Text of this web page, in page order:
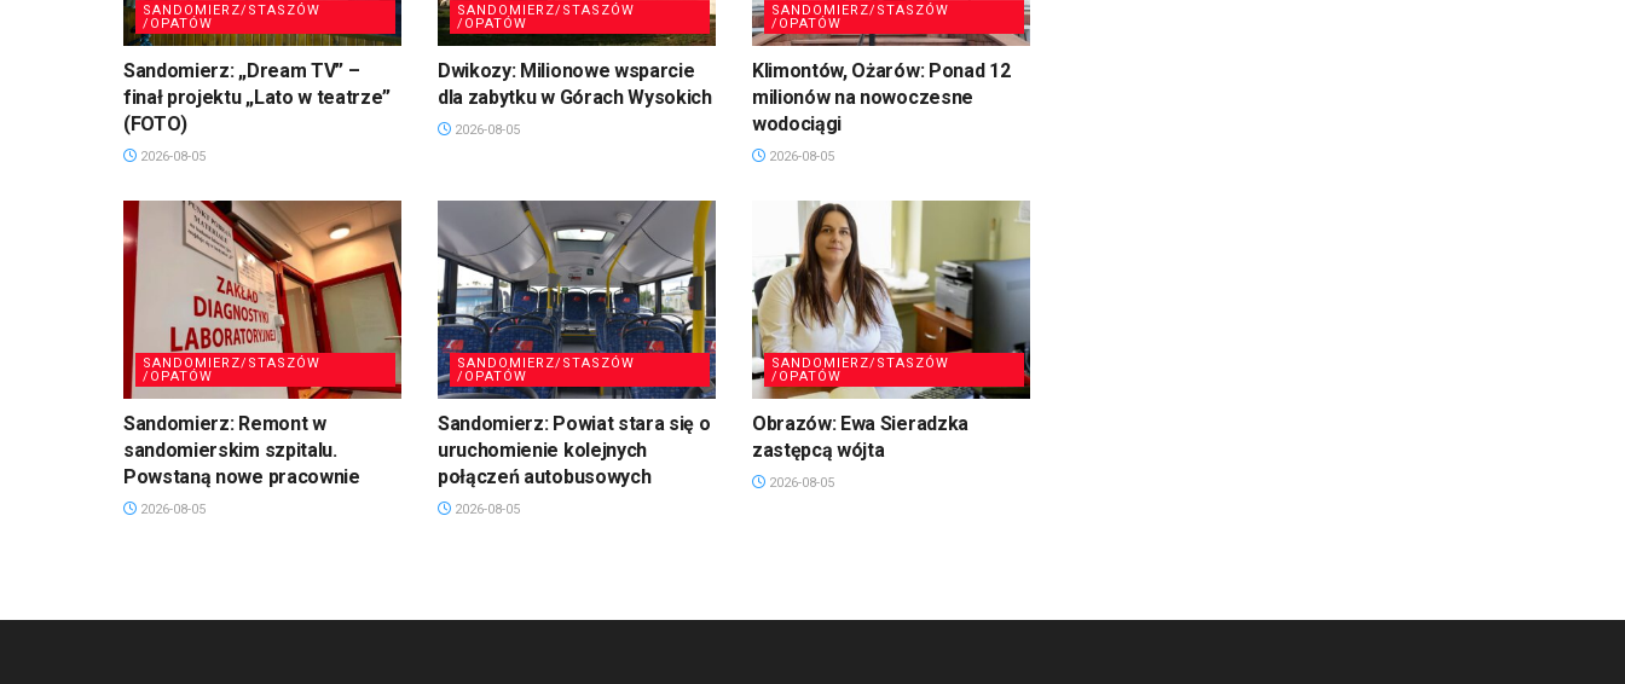
SANDOMIERZ/STASZÓW
/OPATÓW
Sandomierz: „Dream TV” –
finał projektu „Lato w teatrze”
(FOTO)
2026-08-05
SANDOMIERZ/STASZÓW
/OPATÓW
Dwikozy: Milionowe wsparcie
dla zabytku w Górach Wysokich
2026-08-05
SANDOMIERZ/STASZÓW
/OPATÓW
Klimontów, Ożarów: Ponad 12
milionów na nowoczesne
wodociągi
2026-08-05
SANDOMIERZ/STASZÓW
/OPATÓW
Sandomierz: Remont w
sandomierskim szpitalu.
Powstaną nowe pracownie
2026-08-05
SANDOMIERZ/STASZÓW
/OPATÓW
Sandomierz: Powiat stara się o
uruchomienie kolejnych
połączeń autobusowych
2026-08-05
SANDOMIERZ/STASZÓW
/OPATÓW
Obrazów: Ewa Sieradzka
zastępcą wójta
2026-08-05